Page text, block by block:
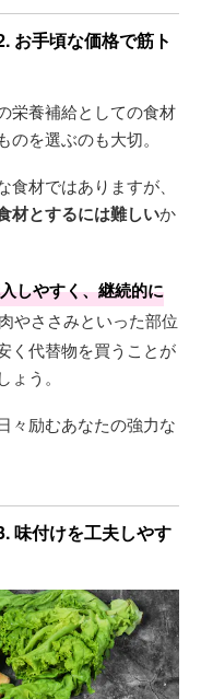
お手頃な価格で筋ト
栄養補給としての食材
を選ぶのも大切。
材ではありますが、
材とするには難しいか
しやすく、継続的に
やささみといった部位
く代替物を買うことが
う。
々励むあなたの強力な
味付けを工夫しやす